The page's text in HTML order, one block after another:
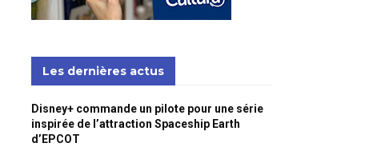
Les dernières actus
Disney+ commande un pilote pour une série
inspirée de l’attraction Spaceship Earth
d’EPCOT